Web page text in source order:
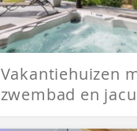
Vakantiehuizen
zwembad en